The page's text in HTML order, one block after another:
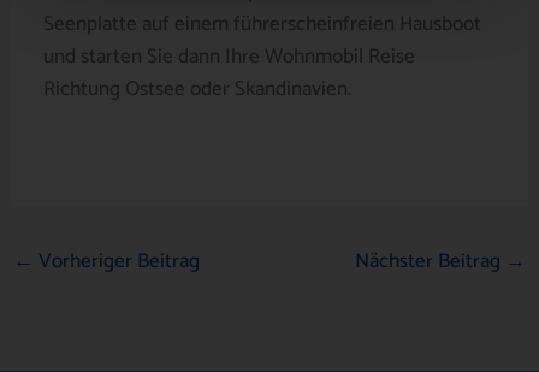
Seenplatte auf einem führerscheinfreien Hausboot
und starten Sie dann Ihre Wohnmobil Reise
Richtung Ostsee oder Skandinavien.
← Vorheriger Beitrag Nächster Beitrag →